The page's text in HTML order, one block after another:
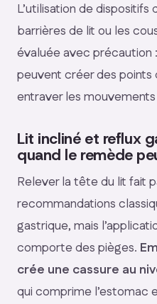
L’utilisation de
barrières de lit ou les
évaluée avec précaution
peuvent créer des points
entraver les mouvements
Lit incliné et reflux
quand le remède
Relever la tête du lit fait
recommandations
gastrique, mais
comporte des pièges.
crée une cassure au
qui comprime l’estomac